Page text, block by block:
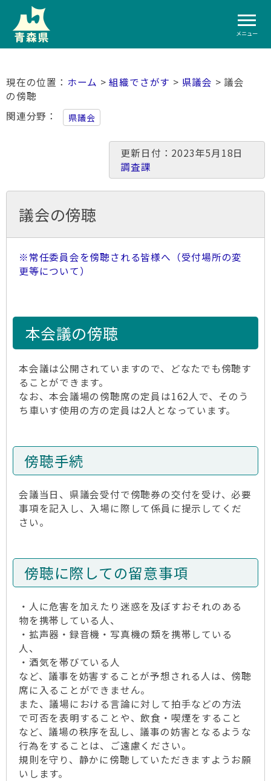
メニュー
ホーム >組織でさがす > 県議会 > 議会
の傍聴
関連分野
県議会
更新日付：2023年5月18日
調査課
議会の傍聴
※常任委員会を傍聴される皆様へ（受付場所の変
更等について）
本会議の傍聴
本会議は公開されていますので、どなたでも傍聴す
ることができます。
なお、本会議場の傍聴席の定員は162人で、そのう
ち車いす使用の方の定員は2人となっています。
傍聴手続
会議当日、県議会受付で傍聴券の交付を受け、必要
事項を記入し、入場に際して係員に提示してくだ
さい。
傍聴に際しての留意事項
・人に危害を加えたり迷惑を及ぼすおそれのある
物を携帯している人、
・拡声器・録音機・写真機の類を携帯している
人、
・酒気を帯びている人
など、議事を妨害することが予想される人は、傍聴
席に入ることができません。
また、議場における言論に対して拍手などの方法
で可否を表明することや、飲食・喫煙をすること
など、議場の秩序を乱し、議事の妨害となるような
行為をすることは、ご遠慮ください。
規則を守り、静かに傍聴していただきますようお願
いします。